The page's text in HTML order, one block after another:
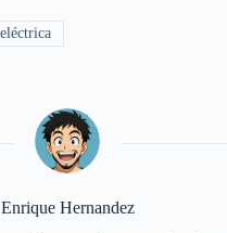
Enrique Hernandez